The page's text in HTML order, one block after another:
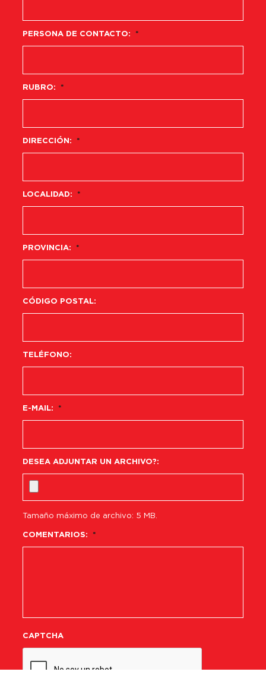
PERSONA DE CONTACTO: *
RUBRO: *
DIRECCIÓN: *
LOCALIDAD: *
PROVINCIA: *
CÓDIGO POSTAL:
TELÉFONO:
E-MAIL: *
DESEA ADJUNTAR UN ARCHIVO?:
Tamaño máximo de archivo: 5 MB.
COMENTARIOS: *
CAPTCHA